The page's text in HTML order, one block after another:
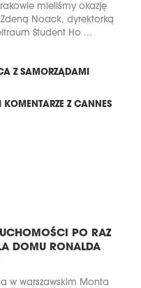
mieliśmy okazję
Noack, dyrektorką
Student Ho ...
Z SAMORZĄDAMI
Z CANNES
PO RAZ
DOMU RONALDA
w warszawskim Monta